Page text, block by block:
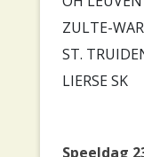
ZULTE-
ST.
LIERSE SK
Speeldag